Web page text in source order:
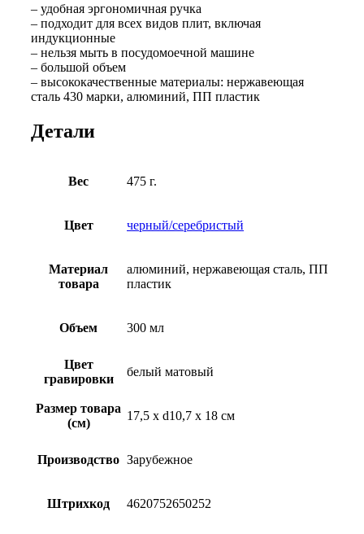
– удобная эргономичная ручка
– подходит для всех видов плит, включая
индукционные
– нельзя мыть в посудомоечной машине
– большой объем
– высококачественные материалы: нержавеющая
сталь 430 марки, алюминий, ПП пластик
Детали
Вес 475 г.
Цвет черный/серебристый
Материал
товара
алюминий, нержавеющая сталь, ПП
пластик
Объем 300 мл
Цвет
гравировки
белый матовый
Размер товара
(см)
17,5 х d10,7 х 18 см
Производство Зарубежное
Штрихкод 4620752650252